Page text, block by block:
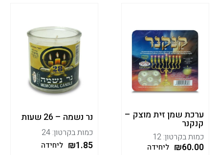
ערכת שמן זית מוצק –
קנקנר
כמות בקרטון: 12
₪60.00 ליחידה
נר נשמה – 26 שעות
כמות בקרטון: 24
₪1.85 ליחידה